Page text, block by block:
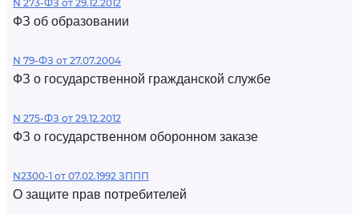
N 273-ФЗ от 29.12.2012
ФЗ об образовании
N 79-ФЗ от 27.07.2004
ФЗ о государственной гражданской службе
N 275-ФЗ от 29.12.2012
ФЗ о государственном оборонном заказе
N2300-1 от 07.02.1992 ЗППП
О защите прав потребителей